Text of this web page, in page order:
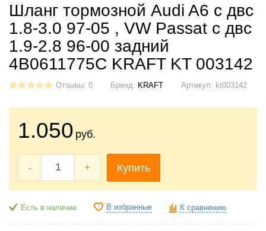
Шланг тормозной Audi A6 с двс
1.8-3.0 97-05 , VW Passat с двс
1.9-2.8 96-00 задний
4B0611775C KRAFT KT 003142
Отзывы: 0 Бренд: KRAFT Артикул: kt003142
1.050 руб.
- + Купить
Есть в наличии В избранные К сравнению